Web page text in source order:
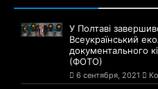
У Полтаві
Всеукраїнський
документального
(ФОТО)
6 сентября, 2021